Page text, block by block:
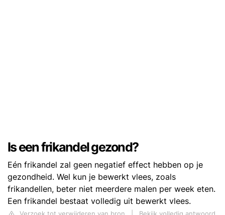
Is een frikandel gezond?
Eén frikandel zal geen negatief effect hebben op je
gezondheid. Wel kun je bewerkt vlees, zoals
frikandellen, beter niet meerdere malen per week eten.
Een frikandel bestaat volledig uit bewerkt vlees.